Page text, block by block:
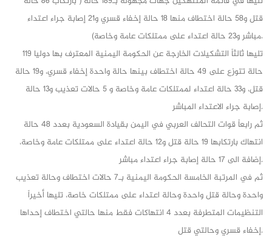
قتل و58 حالة اختطاف منها 18 حالة إخفاء قسري و21 إصابة جراء اعتداء
مباشر و23 حالة اعتداء على ممتلكات عامة وخاصة).
تليها ثالثاً التشكيلات الخارجة عن الحكومة اليمنية المعترف بها دوليا 119
حالة تتوزع على 49 حالة اختطاف بينها حالة واحدة إخفاء قسري، و19 حالة
قتل، و33 حالة اعتداء لممتلكات عامة وخاصة و 5 حالات تعذيب و13 حالة
إصابة جراء الاعتداء المباشر.
ثم رابعاً قوات التحالف العربي في اليمن بقيادة السعودية بعدد 48 حالة
انتهاك بارتكابها 19 حالة قتل و12 حالة اعتداء على ممتلكات عامة وخاصة،
إضافة الى 17 حالة إصابة جراء اعتداء مباشر.
ثم في المرتبة الخامسة الحكومة اليمنية بـ7 حالات اختطاف وحالة تعذيب
واحدة وحالة قتل واحدة وحالة اعتداء على ممتلكات خاصة، تليها أخيراً
التنظيمات المتطرفة بعدد 4 انتهاكات فقط منها حالتي اختطاف إحداها
إخفاء قسري وحالتي قتل.